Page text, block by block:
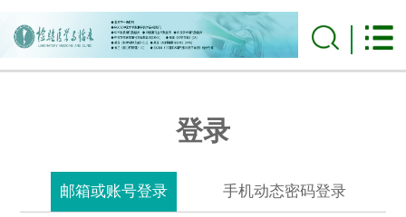
登录
邮箱或账号登录 手机动态密码登录